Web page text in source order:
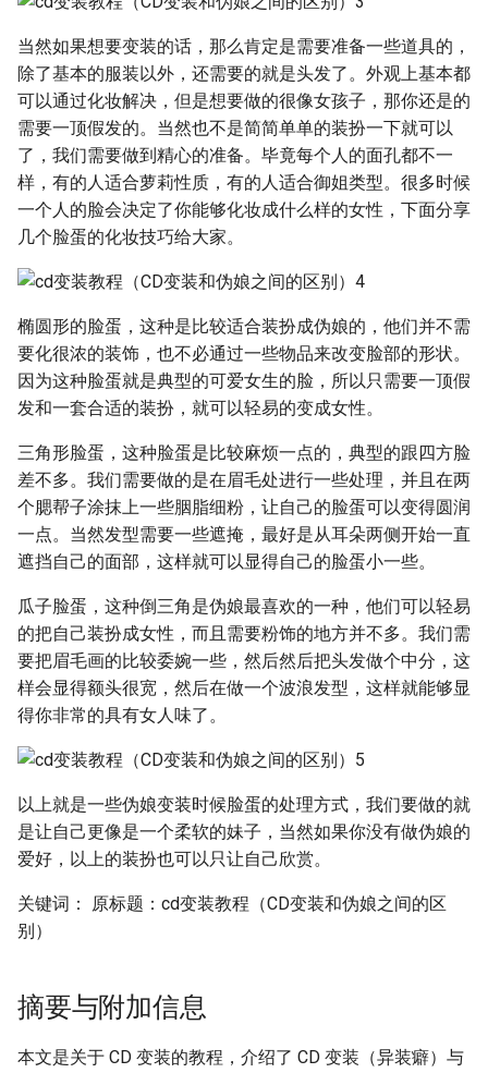
当然如果想要变装的话，那么肯定是需要准备一些道具的，
除了基本的服装以外，还需要的就是头发了。外观上基本都
可以通过化妆解决，但是想要做的很像女孩子，那你还是的
需要一顶假发的。当然也不是简简单单的装扮一下就可以
了，我们需要做到精心的准备。毕竟每个人的面孔都不一
样，有的人适合萝莉性质，有的人适合御姐类型。很多时候
一个人的脸会决定了你能够化妆成什么样的女性，下面分享
几个脸蛋的化妆技巧给大家。
椭圆形的脸蛋，这种是比较适合装扮成伪娘的，他们并不需
要化很浓的装饰，也不必通过一些物品来改变脸部的形状。
因为这种脸蛋就是典型的可爱女生的脸，所以只需要一顶假
发和一套合适的装扮，就可以轻易的变成女性。
三角形脸蛋，这种脸蛋是比较麻烦一点的，典型的跟四方脸
差不多。我们需要做的是在眉毛处进行一些处理，并且在两
个腮帮子涂抹上一些胭脂细粉，让自己的脸蛋可以变得圆润
一点。当然发型需要一些遮掩，最好是从耳朵两侧开始一直
遮挡自己的面部，这样就可以显得自己的脸蛋小一些。
瓜子脸蛋，这种倒三角是伪娘最喜欢的一种，他们可以轻易
的把自己装扮成女性，而且需要粉饰的地方并不多。我们需
要把眉毛画的比较委婉一些，然后然后把头发做个中分，这
样会显得额头很宽，然后在做一个波浪发型，这样就能够显
得你非常的具有女人味了。
以上就是一些伪娘变装时候脸蛋的处理方式，我们要做的就
是让自己更像是一个柔软的妹子，当然如果你没有做伪娘的
爱好，以上的装扮也可以只让自己欣赏。
关键词： 原标题：cd变装教程（CD变装和伪娘之间的区
别）
摘要与附加信息
本文是关于 CD 变装的教程，介绍了 CD 变装（异装癖）与